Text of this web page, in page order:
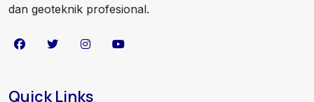
dan geoteknik profesional.
Quick Links